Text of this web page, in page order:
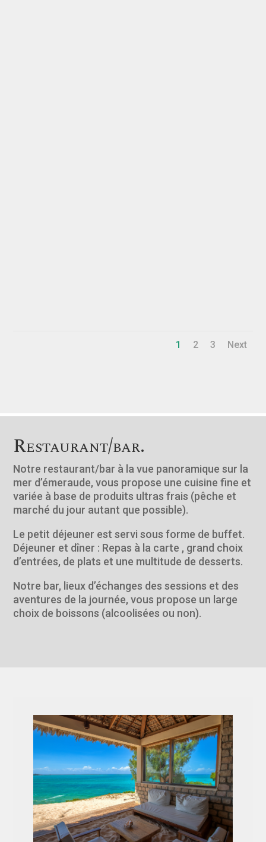
1 2 3 Next
Restaurant/bar.
Notre restaurant/bar à la vue panoramique sur la
mer d’émeraude, vous propose une cuisine fine et
variée à base de produits ultras frais (pêche et
marché du jour autant que possible).
Le petit déjeuner est servi sous forme de buffet.
Déjeuner et dîner : Repas à la carte , grand choix
d’entrées, de plats et une multitude de desserts.
Notre bar, lieux d’échanges des sessions et des
aventures de la journée, vous propose un large
choix de boissons (alcoolisées ou non).